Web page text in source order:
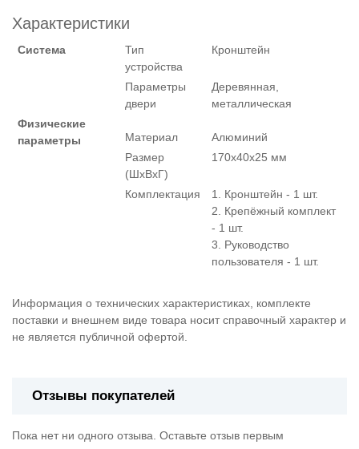
Характеристики
Система
Тип
устройства
Кронштейн
Параметры
двери
Деревянная,
металлическая
Физические
параметры
Материал
Алюминий
Размер
(ШxВxГ)
170x40x25 мм
Комплектация
1. Кронштейн - 1 шт.
2. Крепёжный комплект
- 1 шт.
3. Руководство
пользователя - 1 шт.
Информация о технических характеристиках, комплекте
поставки и внешнем виде товара носит справочный характер и
не является публичной офертой.
Отзывы покупателей
Пока нет ни одного отзыва. Оставьте отзыв первым